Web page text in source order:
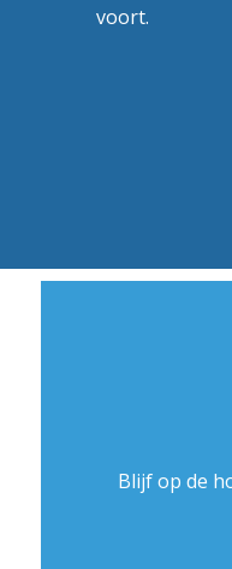
voort.
Blijf op de